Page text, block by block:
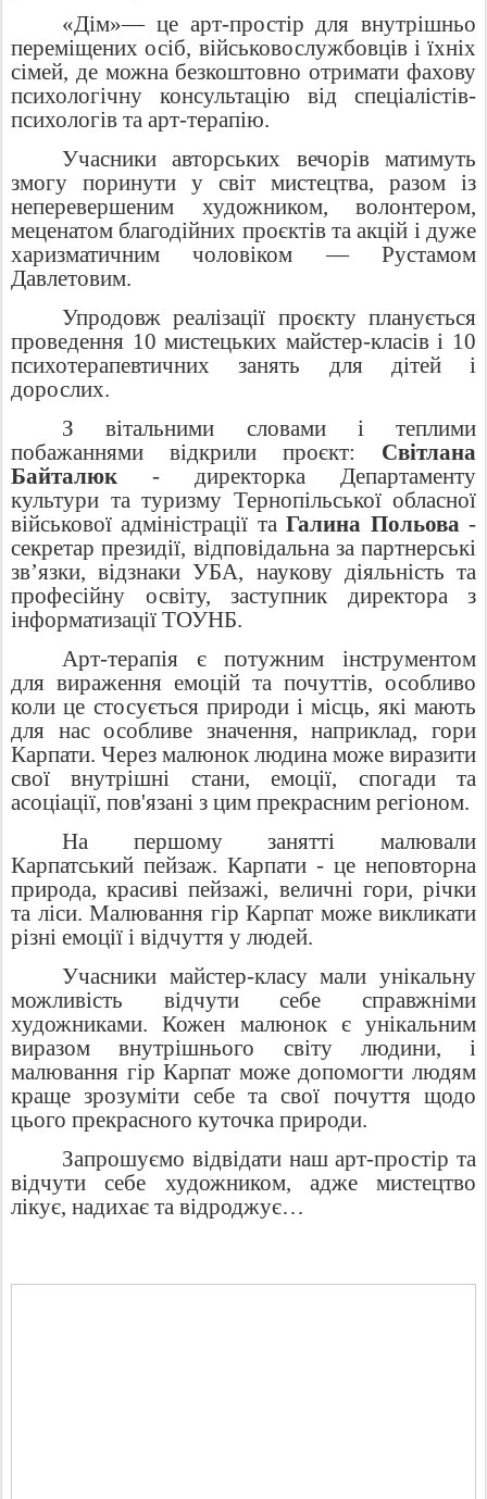
«Дім»— це арт-простір для внутрішньо
переміщених осіб, військовослужбовців і їхніх
сімей, де можна безкоштовно отримати фахову
психологічну консультацію від спеціалістів-
психологів та арт-терапію.
Учасники авторських вечорів матимуть
змогу поринути у світ мистецтва, разом із
неперевершеним художником, волонтером,
меценатом благодійних проєктів та акцій і дуже
харизматичним чоловіком — Рустамом
Давлетовим.
Упродовж реалізації проєкту планується
проведення 10 мистецьких майстер-класів і 10
психотерапевтичних занять для дітей і
дорослих.
З вітальними словами і теплими
побажаннями відкрили проєкт: Світлана
Байталюк - директорка Департаменту
культури та туризму Тернопільської обласної
військової адміністрації таГалина Польова-
секретар президії, відповідальна за партнерські
зв’язки, відзнаки УБА, наукову діяльність та
професійну освіту, заступник директора з
інформатизації ТОУНБ.
Арт-терапія є потужним інструментом
для вираження емоцій та почуттів, особливо
коли це стосується природи і місць, які мають
для нас особливе значення, наприклад, гори
Карпати. Через малюнок людина може виразити
свої внутрішні стани, емоції, спогади та
асоціації, пов'язані з цим прекрасним регіоном.
На першому занятті малювали
Карпатський пейзаж. Карпати - це неповторна
природа, красиві пейзажі, величні гори, річки
та ліси. Малювання гір Карпат може викликати
різні емоції і відчуття у людей.
Учасники майстер-класу мали унікальну
можливість відчути себе справжніми
художниками. Кожен малюнок є унікальним
виразом внутрішнього світу людини, і
малювання гір Карпат може допомогти людям
краще зрозуміти себе та свої почуття щодо
цього прекрасного куточка природи.
Запрошуємо відвідати наш арт-простір та
відчути себе художником, адже мистецтво
лікує, надихає та відроджує…